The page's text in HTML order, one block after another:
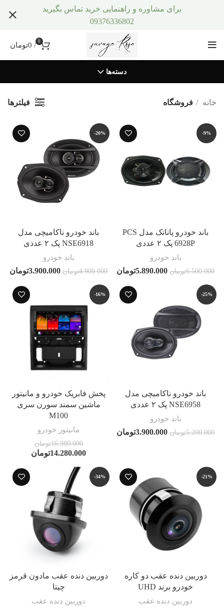
0
/
0تومان
دسته‌ها
خانه فروشگاه فیلترها
-9%
باند خودرو پاناتک مدل PCS
6928P پک ۲ عددی
باند خودرو
6.500.000تومان 5.890.000تومان
-20%
باند خودرو ناکامیچی مدل
NSE6918 پک ۲ عددی
باند خودرو
4.900.000تومان 3.900.000تومان
-25%
باند خودرو ناکامیچی مدل
NSE6958 پک ۲ عددی
باند خودرو
5.200.000تومان 3.900.000تومان
-16%
پخش فابریک خودرو و مانیتور
ماشین سمند سورن سری
M100
مانیتور خودرو
16.980.000تومان
14.280.000تومان
-21%
دوربین دنده عقب دو کاره
خودرو برند UHD
دوربین دنده عقب
-34%
دوربین دنده عقب مادون قرمز
چیتا
دوربین دنده عقب
برای مشاوره و راهنمایی خرید تماس بگیرید
09376336802